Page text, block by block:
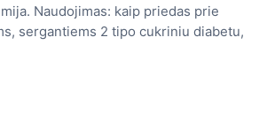
Naudojimas: kaip priedas prie
sergantiems 2 tipo cukriniu diabetu,